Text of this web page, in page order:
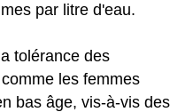
par litre d'eau.
tolérance des
les femmes
bas âge, vis-à-vis des